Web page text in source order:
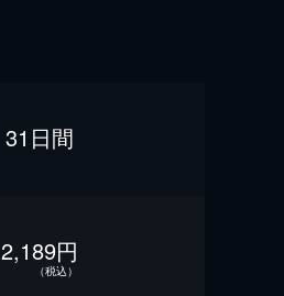
31日間
2,189円
（税込）